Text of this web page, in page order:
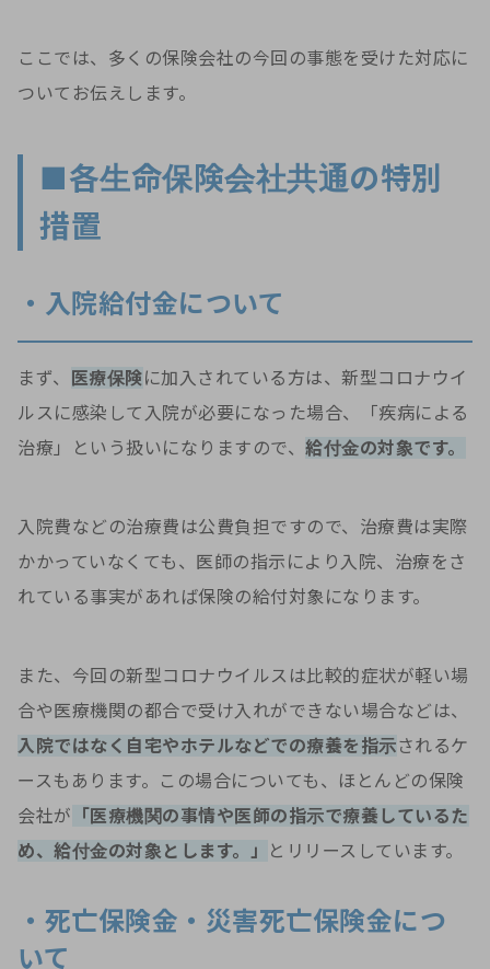
ここでは、多くの保険会社の今回の事態を受けた対応に
ついてお伝えします。
■各生命保険会社共通の特別
措置
・入院給付金について
まず、 医療保険に加入されている方は、新型コロナウイ
ルスに感染して入院が必要になった場合、「疾病による
治療」という扱いになりますので、 給付金の対象です。
入院費などの治療費は公費負担ですので、治療費は実際
かかっていなくても、医師の指示により入院、治療をさ
れている事実があれば保険の給付対象になります。
また、今回の新型コロナウイルスは比較的症状が軽い場
合や医療機関の都合で受け入れができない場合などは、
入院ではなく自宅やホテルなどでの療養を指示されるケ
ースもあります。この場合についても、ほとんどの保険
会社が 「医療機関の事情や医師の指示で療養しているた
め、給付金の対象とします。」
とリリースしています。
・死亡保険金・災害死亡保険金につ
いて